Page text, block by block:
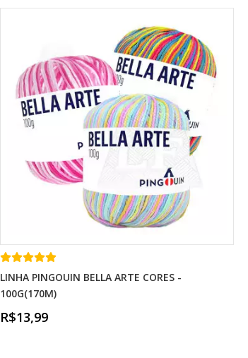
LINHA PINGOUIN BELLA ARTE CORES -
100G(170M)
R$13,99